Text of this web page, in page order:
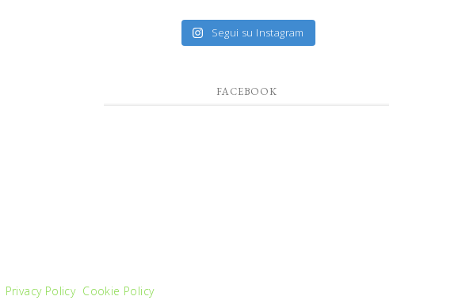
Segui su Instagram
FACEBOOK
Privacy Policy Cookie Policy